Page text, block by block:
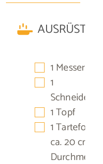
▢
1 Messer
▢
1
▢
1 Topf
▢
1 Tarteform
ca. 20 cm